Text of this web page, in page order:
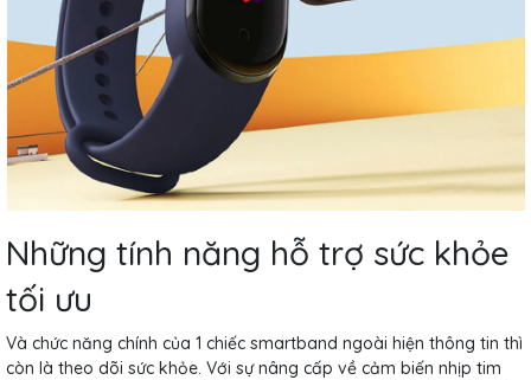
Những tính năng hỗ trợ sức khỏe
tối ưu
Và chức năng chính của 1 chiếc smartband ngoài hiện thông tin thì
còn là theo dõi sức khỏe. Với sự nâng cấp về cảm biến nhịp tim